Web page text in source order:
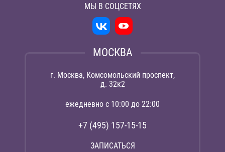
МЫ В СОЦСЕТЯХ
МОСКВА
г. Москва, Комсомольский проспект,
д. 32к2
ежедневно с 10:00 до 22:00
+7 (495) 157-15-15
ЗАПИСАТЬСЯ